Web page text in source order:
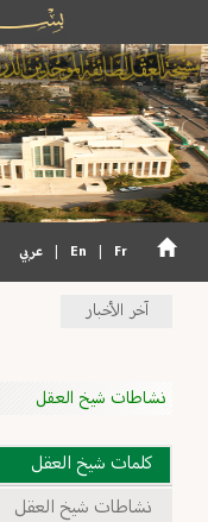
En Fr عربي
آخر الأخبار
نشاطات شيخ العقل
كلمات شيخ العقل
نشاطات شيخ العقل